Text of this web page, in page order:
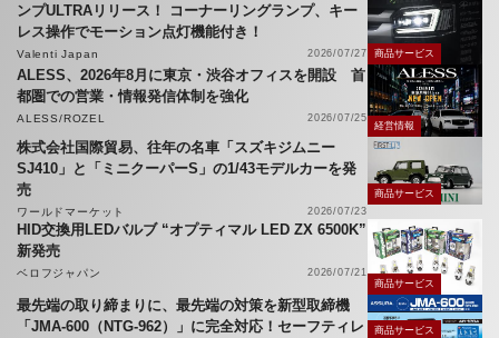
ンプULTRAリリース！ コーナーリングランプ、キー
レス操作でモーション点灯機能付き！
Valenti Japan 2026/07/27 商品サービス
ALESS、2026年8月に東京・渋谷オフィスを開設 首
都圏での営業・情報発信体制を強化
ALESS/ROZEL 2026/07/25
経営情報
株式会社国際貿易、往年の名車「スズキジムニー
SJ410」と「ミニクーパーS」の1/43モデルカーを発
売
ワールドマーケット 2026/07/23
商品サービス
HID交換用LEDバルブ “オプティマル LED ZX 6500K”
新発売
ベロフジャパン
2026/07/21
商品サービス
最先端の取り締まりに、最先端の対策を新型取締機
「JMA-600（NTG-962）」に完全対応！セーフティレ
商品サービス